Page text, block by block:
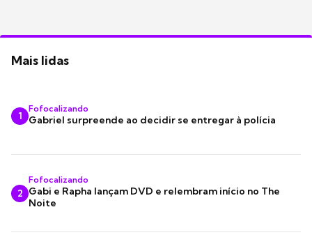
Mais lidas
1
Fofocalizando
Gabriel surpreende ao decidir se entregar à polícia
2
Fofocalizando
Gabi e Rapha lançam DVD e relembram início no The
Noite